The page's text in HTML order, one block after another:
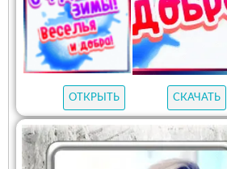
ОТКРЫТЬ СКАЧАТЬ